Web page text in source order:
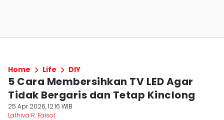
Home Life DIY
5 Cara Membersihkan TV LED Agar
Tidak Bergaris dan Tetap Kinclong
25 Apr 2026, 12:16 WIB
Lathiva R. Faisol